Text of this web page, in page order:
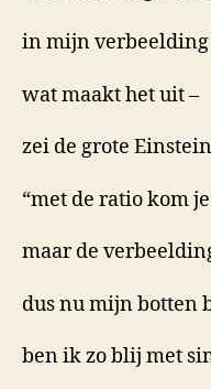
in mijn
wat maakt het uit –
zei de grote
“met de ratio kom
maar de
dus nu mijn botten
ben ik zo blij met